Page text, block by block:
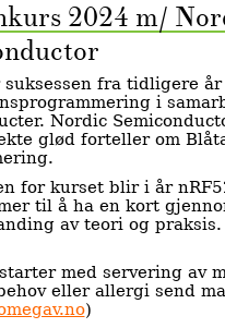
2024 m/
fra tidligere
i
Nordic
glød forteller om
for kurset blir i år
til å ha en kort
av teori og praksis.
med servering av
eller allergi send
)